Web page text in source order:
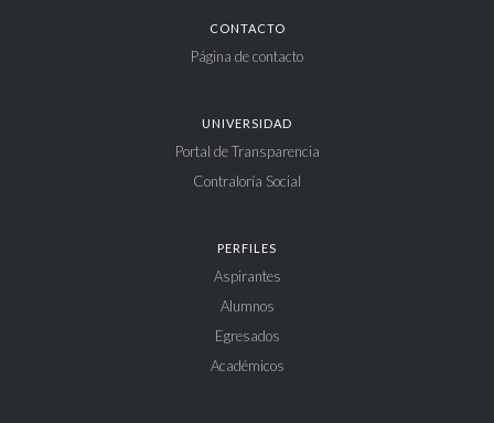
CONTACTO
Página de contacto
UNIVERSIDAD
Portal de Transparencia
Contraloría Social
PERFILES
Aspirantes
Alumnos
Egresados
Académicos